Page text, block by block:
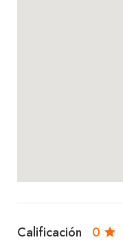
Calificación 0